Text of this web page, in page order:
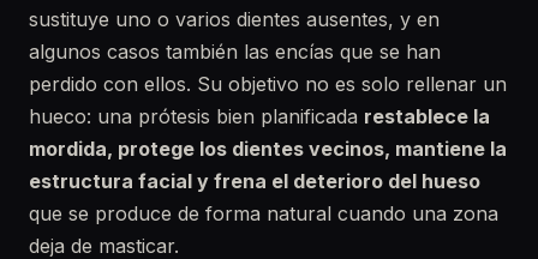
sustituye uno o varios dientes ausentes, y en
algunos casos también las encías que se han
perdido con ellos. Su objetivo no es solo rellenar un
hueco: una prótesis bien planificada restablece la
mordida, protege los dientes vecinos, mantiene la
estructura facial y frena el deterioro del hueso
que se produce de forma natural cuando una zona
deja de masticar.